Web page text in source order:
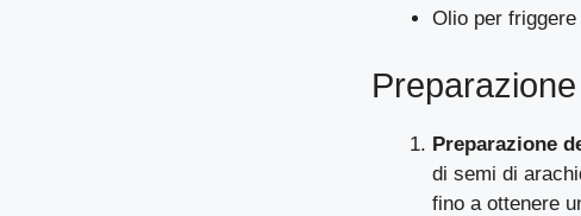
Olio per friggere
Preparazione
Preparazione
di semi di
fino a ottenere